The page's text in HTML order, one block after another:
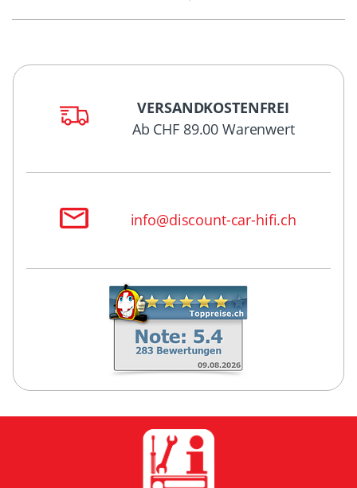
VERSANDKOSTENFREI
Ab CHF 89.00 Warenwert
info@discount-car-hifi.ch